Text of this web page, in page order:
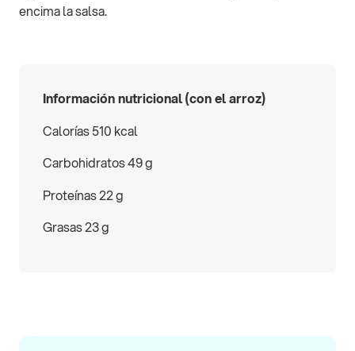
encima la salsa.
Información nutricional (con el arroz)
Calorías 510 kcal
Carbohidratos 49 g
Proteínas 22 g
Grasas 23 g